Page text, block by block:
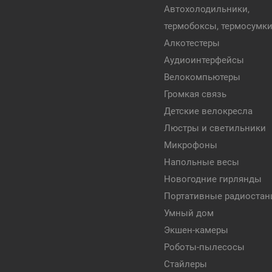
Автохолодильники,
термобоксы, термосумки
Алкотестеры
Аудиоинтерфейсы
Велокомпьютеры
Громкая связь
Детские велокресла
Люстры и светильники
Микрофоны
Напольные весы
Новогодние гирлянды
Портативные
Умный дом
Экшен-камеры
Роботы-пылесосы
Стайлеры